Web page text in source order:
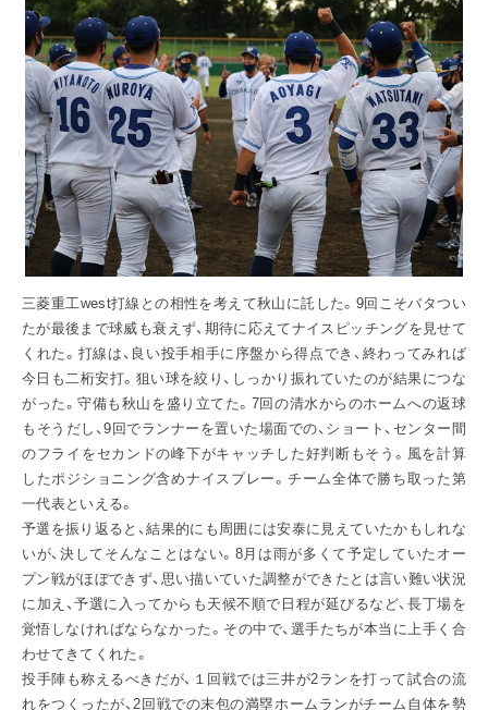
三菱重工west打線との相性を考えて秋山に託した。9回こそバタつい
たが最後まで球威も衰えず、期待に応えてナイスピッチングを見せて
くれた。打線は、良い投手相手に序盤から得点でき、終わってみれば
今日も二桁安打。狙い球を絞り、しっかり振れていたのが結果につな
がった。守備も秋山を盛り立てた。7回の清水からのホームへの返球
もそうだし、9回でランナーを置いた場面での、ショート、センター間
のフライをセカンドの峰下がキャッチした好判断もそう。風を計算
したポジショニング含めナイスプレー。チーム全体で勝ち取った第
一代表といえる。
予選を振り返ると、結果的にも周囲には安泰に見えていたかもしれな
いが、決してそんなことはない。8月は雨が多くて予定していたオー
プン戦がほぼできず、思い描いていた調整ができたとは言い難い状況
に加え、予選に入ってからも天候不順で日程が延びるなど、長丁場を
覚悟しなければならなかった。その中で、選手たちが本当に上手く合
わせてきてくれた。
投手陣も称えるべきだが、１回戦では三井が2ランを打って試合の流
れをつくったが、2回戦での末包の満塁ホームランがチーム自体を勢